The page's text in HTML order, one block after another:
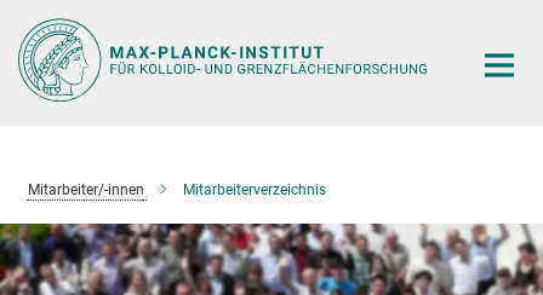
Hauptinhalt
Mitarbeiter/-innen Mitarbeiterverzeichnis